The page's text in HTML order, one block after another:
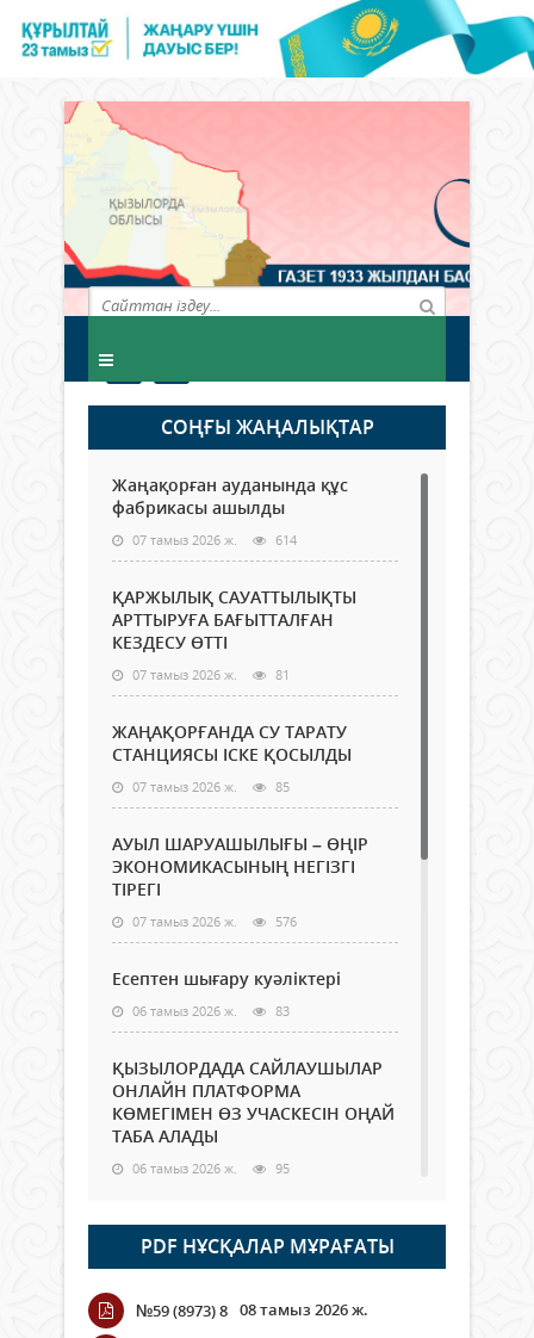
СОҢҒЫ ЖАҢАЛЫҚТАР
Жаңақорған ауданында құс
фабрикасы ашылды
07 тамыз 2026 ж. 614
ҚАРЖЫЛЫҚ САУАТТЫЛЫҚТЫ
АРТТЫРУҒА БАҒЫТТАЛҒАН
КЕЗДЕСУ ӨТТІ
07 тамыз 2026 ж. 81
ЖАҢАҚОРҒАНДА СУ ТАРАТУ
СТАНЦИЯСЫ ІСКЕ ҚОСЫЛДЫ
07 тамыз 2026 ж. 85
АУЫЛ ШАРУАШЫЛЫҒЫ – ӨҢІР
ЭКОНОМИКАСЫНЫҢ НЕГІЗГІ
ТІРЕГІ
07 тамыз 2026 ж. 576
Есептен шығару куәліктері
06 тамыз 2026 ж. 83
ҚЫЗЫЛОРДАДА САЙЛАУШЫЛАР
ОНЛАЙН ПЛАТФОРМА
КӨМЕГІМЕН ӨЗ УЧАСКЕСІН ОҢАЙ
ТАБА АЛАДЫ
06 тамыз 2026 ж. 95
Open Air: Қызылорда облысы
полиция департаменті 20
мыңнан астам көрерменнің
қауіпсіздігін қамтамасыз етті
06 тамыз 2026 ж.
PDF НҰСҚАЛАР МҰРАҒАТЫ
№59 (8973) 8 08 тамыз 2026 ж.